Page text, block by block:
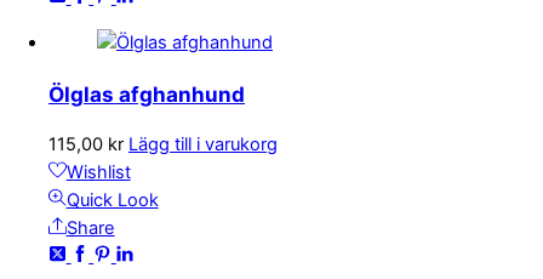
Ölglas afghanhund
115,00 kr Lägg till i varukorg
Wishlist
Quick Look
Share